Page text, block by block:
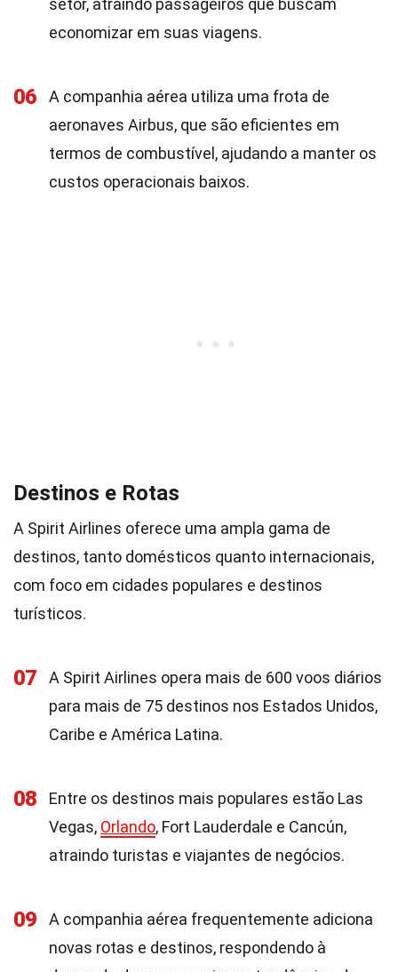
setor, atraindo passageiros que buscam
economizar em suas viagens.
06
A companhia aérea utiliza uma frota de
aeronaves Airbus, que são eficientes em
termos de combustível, ajudando a manter os
custos operacionais baixos.
Destinos e Rotas
A Spirit Airlines oferece uma ampla gama de
destinos, tanto domésticos quanto internacionais,
com foco em cidades populares e destinos
turísticos.
07
A Spirit Airlines opera mais de 600 voos diários
para mais de 75 destinos nos Estados Unidos,
Caribe e América Latina.
08
Entre os destinos mais populares estão Las
Vegas, Orlando, Fort Lauderdale e Cancún,
atraindo turistas e viajantes de negócios.
09
A companhia aérea frequentemente adiciona
novas rotas e destinos, respondendo à